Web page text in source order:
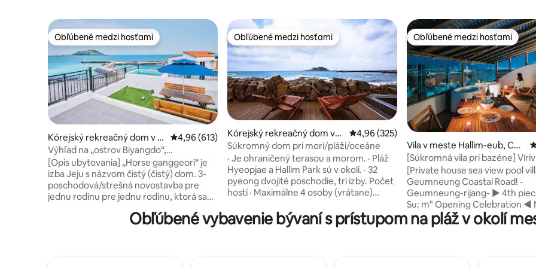
Obľúbené medzi hosťami
Obľúbené medzi hosťami
Kórejský rekreačný dom v m
este Hallim-eub, Cheju
Priemerné ohodnotenie 4,96 z 5, počet hodnotení: 613
4,96 (613)
Výhľad na „ostrov Biyangdo“,
„smaragdové more“, „pláž Hyeopjae“ / 3.
poschodie, strešná terasa, súkromný
dom „Malgang-gori Hyeopjae“
[Opis ubytovania] „Horse ganggeori“ je
izba Jeju s názvom čistý (čistý) dom. 3-
poschodová/strešná novostavba pre
jednu rodinu pre jednu rodinu, ktorá sa
Hyeopjae Výhľad na pláž Hyeopjae,
Obľúbené medzi hosťami
Obľúbené medzi hosťami
Kórejský rekreačný dom v
meste Hallim-eub, Jeju-si
Priemerné ohodnotenie 4,96 z 5, počet
4,96 (325)
Súkromný dom pri mori/pláži/oceáne
· Je ohraničený terasou a morom. · Pláž
Hyeopjae a Hallim Park sú v okolí. · 32
pyeong dvojité poschodie, tri izby. Počet
hostí · Maximálne 4 osoby (vrátane)
bazén · Mini bazén: 4,5 m dlhý (len
studená voda) · Gril: plynový sporák na
Obľúbené medzi hosťami
Obľúbené medzi hosťami
Vila v meste Hallim-eub, Che
ju
[Súkromná vila pri bazéne]
výhľadom na more -
-
[Private house sea view pool
Geumneung Coastal Road! -
Geumneung-rijang- ▶ 4th piece "Jeju
Su: m" Opening Celebration ◀ Na
pripomenutie otvorenia
Sum“ organizujeme špeciálne
Obľúbené vybavenie bývaní s prístupom na pláž v okolí